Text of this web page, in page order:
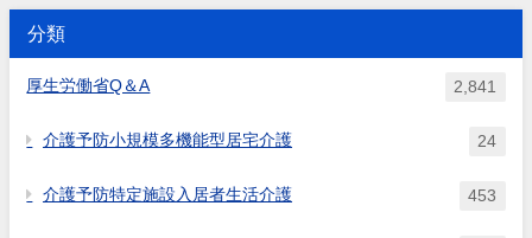
いる場合に、サテライト体制が
ト型看護小規模多機能型居宅介
においてサテライト体制未整備
いか。
る事業所が、指定申請を行う場
合、 （ア）「別段の申出」を
しなければ、共生型の通所介護
とができる （イ）「別段の申
の基準に基づき指定を受けるこ
算出式等の詳細は求めがあれ...
的な考え方並びに事務処理手順
（令和３年３月16日老認発0316
別紙様式２－２－１を用いるこ
分類
厚生労働省Q＆A 2,841
介護予防小規模多機能型居宅介護 24
介護予防特定施設入居者生活介護 453